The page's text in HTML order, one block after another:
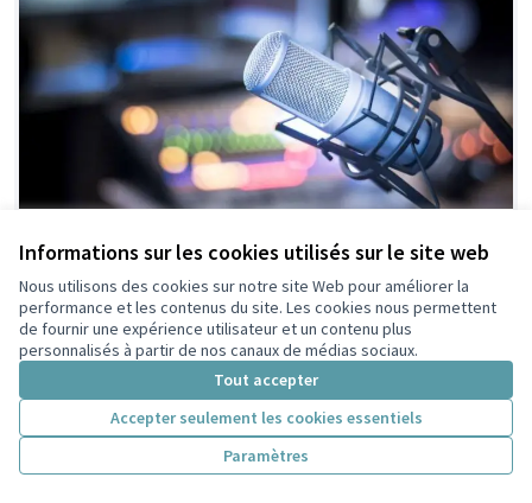
Informations sur les cookies utilisés sur le site web
Nous utilisons des cookies sur notre site Web pour améliorer la
performance et les contenus du site. Les cookies nous permettent
de fournir une expérience utilisateur et un contenu plus
personnalisés à partir de nos canaux de médias sociaux.
Tout accepter
Accepter seulement les cookies essentiels
Paramètres
Radio BuersVibes une radio
qui donne la parole à ses
habitants
présélection
citoyenne
COL SONIA 4 0